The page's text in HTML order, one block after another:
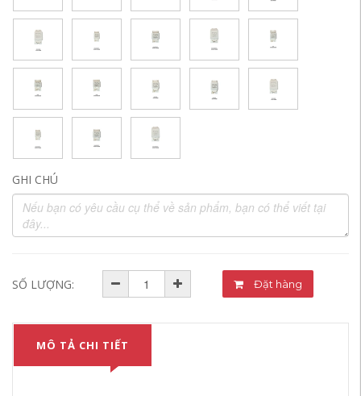
GHI CHÚ
SỐ LƯỢNG: Đặt hàng
MÔ TẢ CHI TIẾT